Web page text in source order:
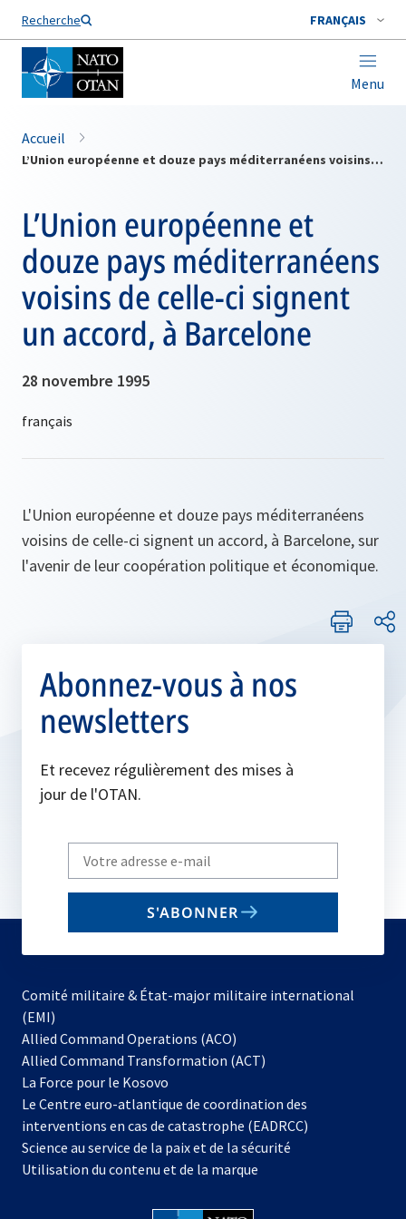
Recherche FRANÇAIS
Menu
Nom de famille*
Accueil
L’Union européenne et douze pays méditerranéens voisins de celle-ci signent un accord, à Barcelone
L’Union européenne et
douze pays méditerranéens
voisins de celle-ci signent
un accord, à Barcelone
28 novembre 1995
L'Union européenne et douze pays méditerranéens
voisins de celle-ci signent un accord, à Barcelone, sur
l'avenir de leur coopération politique et économique.
Abonnez-vous à nos
newsletters
Et recevez régulièrement des mises à
jour de l'OTAN.
Write
your
email
S'ABONNER
Comité militaire & État-major militaire international
(EMI)
Allied Command Operations (ACO)
dans
nouvel
onglet
Allied Command Transformation (ACT)
La Force pour le Kosovo
dans
un
nouvel
onglet
Le Centre euro-atlantique de coordination des
interventions en cas de catastrophe (EADRCC)
Science au service de la paix et de la sécurité
Utilisation du contenu et de la marque